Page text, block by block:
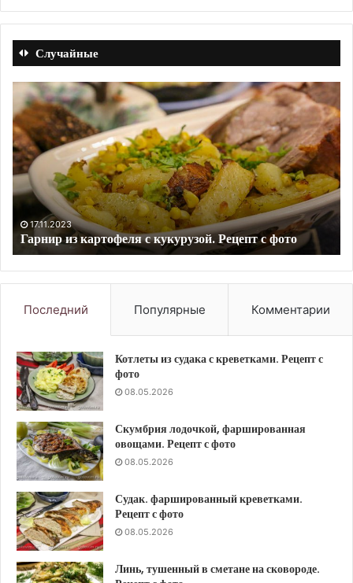
Случайные
Говяжьи
почки
в
мультиварке.
Рецепт
фото
10.09.2023
Говяжьи почки в мультиварке. Рецепт с фото
Последний Популярные Комментарии
Котлеты из судака с креветками. Рецепт с
фото
08.05.2026
Скумбрия лодочкой, фаршированная
овощами. Рецепт с фото
08.05.2026
Судак. фаршированный креветками.
Рецепт с фото
08.05.2026
Линь, тушенный в сметане на сковороде.